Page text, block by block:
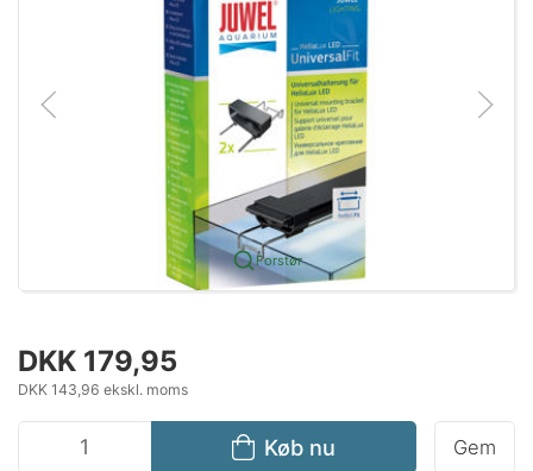
Forstør
DKK 179,95
DKK 143,96 ekskl. moms
Køb nu Gem